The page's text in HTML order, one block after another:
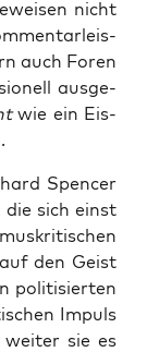
nicht
auch Foren
aus­ge­
wie ein Eis­
Spen­cer
die sich einst
den Geist
poli­ti­sier­ten
Impuls
sie es